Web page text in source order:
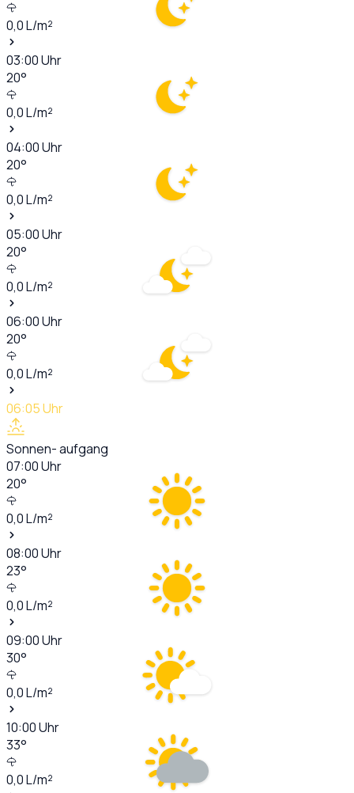
0,0L/m²
03:00Uhr
20°
0,0L/m²
04:00Uhr
20°
0,0L/m²
05:00Uhr
20°
0,0L/m²
06:00Uhr
20°
0,0L/m²
06:05Uhr
Sonnen- aufgang
07:00Uhr
20°
0,0L/m²
08:00Uhr
23°
0,0L/m²
09:00Uhr
30°
0,0L/m²
10:00Uhr
33°
0,0L/m²